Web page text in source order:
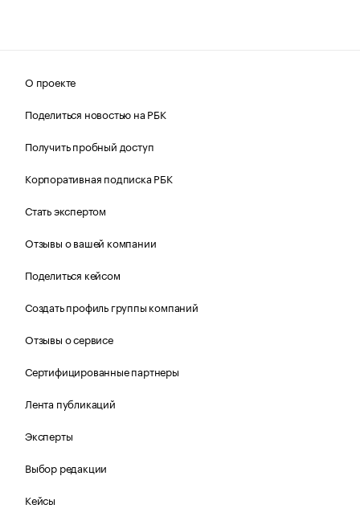
О проекте
Поделиться новостью на РБК
Получить пробный доступ
Корпоративная подписка РБК
Стать экспертом
Отзывы о вашей компании
Поделиться кейсом
Создать профиль группы компаний
Отзывы о сервисе
Сертифицированные партнеры
Лента публикаций
Эксперты
Выбор редакции
Кейсы